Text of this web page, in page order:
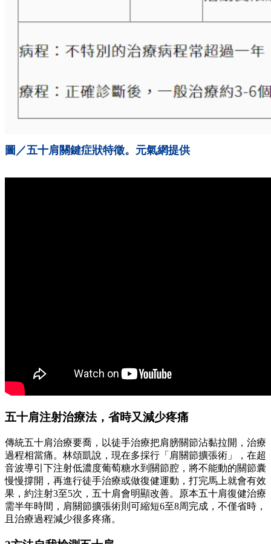
圖／五十肩關鍵症狀特徵。元氣網提供
五十肩注射治療法，省時又減少疼痛
傳統五十肩治療要喬，以徒手治療把肩膀關節沾黏拉開，治療
過程相當痛。林頌凱說，現在多採行「肩關節擴張術」，在超
音波導引下注射低濃度葡萄糖水到關節腔，將不能動的關節囊
慢慢撐開，再進行徒手治療或做復健運動，打完馬上就會有效
果，約注射3至5次，五十肩會明顯改善。原本五十肩復健治療
需半年時間，肩關節擴張術則可縮短6至8周完成，不僅省時，
且治療過程減少很多疼痛。